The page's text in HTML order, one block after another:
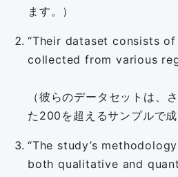
ます。）
“Their dataset consists
collected from various
（彼らのデータセットは、
た200を超えるサンプルで成
“The study’s
both qualitative and